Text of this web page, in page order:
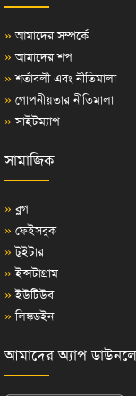
» আমাদের সম্পর্কে
» আমাদের শপ
» শর্তাবলী এবং নীতিমালা
» গোপনীয়তার নীতিমালা
» সাইটম্যাপ
সামাজিক
» ব্লগ
» ফেইসবুক
» টুইটার
» ইন্সটাগ্রাম
» ইউটিউব
» লিঙ্কডইন
আমাদের অ্যাপ